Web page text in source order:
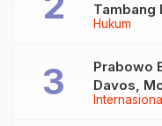
Hukum
Tambang
Internasional
Prabowo
Davos,